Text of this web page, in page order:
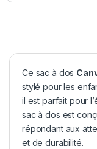
Ce sac à dos
stylé pour les
il est parfait pour
sac à dos est
répondant aux
et de durabilité.